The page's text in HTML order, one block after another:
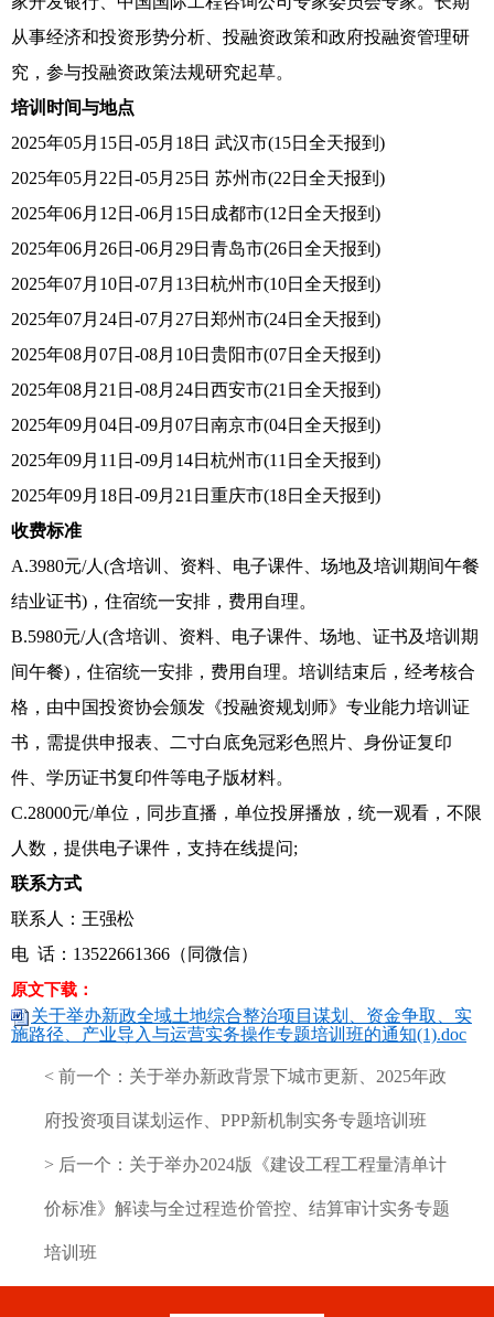
从事经济和投资形势分析、投融资政策和政府投融资管理研
究，参与投融资政策法规研究起草。
培训时间与地点
2025年05月15日-05月18日 武汉市(15日全天报到)
2025年05月22日-05月25日 苏州市(22日全天报到)
2025年06月12日-06月15日成都市(12日全天报到)
2025年06月26日-06月29日青岛市(26日全天报到)
2025年07月10日-07月13日杭州市(10日全天报到)
2025年07月24日-07月27日郑州市(24日全天报到)
2025年08月07日-08月10日贵阳市(07日全天报到)
2025年08月21日-08月24日西安市(21日全天报到)
2025年09月04日-09月07日南京市(04日全天报到)
2025年09月11日-09月14日杭州市(11日全天报到)
2025年09月18日-09月21日重庆市(18日全天报到)
收费标准
A.3980元/人(含培训、资料、电子课件、场地及培训期间午餐
结业证书)，住宿统一安排，费用自理。
B.5980元/人(含培训、资料、电子课件、场地、证书及培训期
间午餐)，住宿统一安排，费用自理。培训结束后，经考核合
格，由中国投资协会颁发《投融资规划师》专业能力培训证
书，需提供申报表、二寸白底免冠彩色照片、身份证复印
件、学历证书复印件等电子版材料。
C.28000元/单位，同步直播，单位投屏播放，统一观看，不限
人数，提供电子课件，支持在线提问;
联系方式
联系人：王强松
电 话：13522661366（同微信）
原文下载：
关于举办新政全域土地综合整治项目谋划、资金争取、实
施路径、产业导入与运营实务操作专题培训班的通知(1).doc
< 前一个： 关于举办新政背景下城市更新、2025年政
府投资项目谋划运作、PPP新机制实务专题培训班
> 后一个： 关于举办2024版《建设工程工程量清单计
价标准》解读与全过程造价管控、结算审计实务专题
培训班